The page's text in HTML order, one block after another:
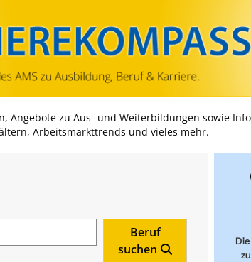
Zum Inhalt springen
Zum Navmenü springen
Zur Suche springen
Zur Footer springen
Angebote zu Aus- und Weiterbildungen sowie
Arbeitsmarkttrends und vieles mehr.
Beruf
suchen